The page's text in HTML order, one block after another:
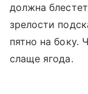
должна
зрелости
пятно на боку.
слаще ягода.